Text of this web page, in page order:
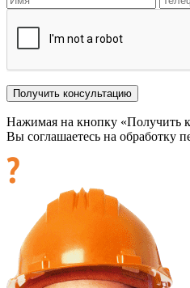
Нажимая на кнопку «Получить
Вы соглашаетесь на обработку